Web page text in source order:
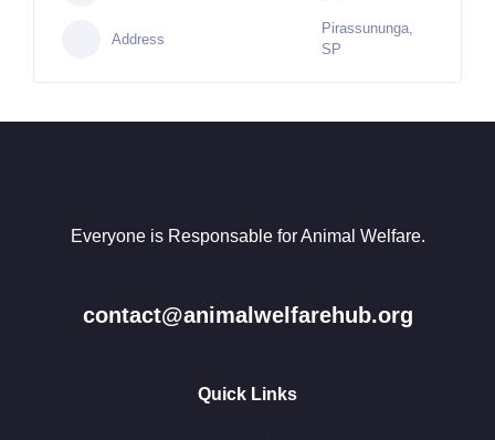
Address
Pirassununga,
SP
Everyone is Responsable for Animal Welfare.
contact@animalwelfarehub.org
Quick Links